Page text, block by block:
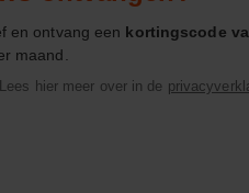
en ontvang een kortingscode
maand.
hier meer over in de